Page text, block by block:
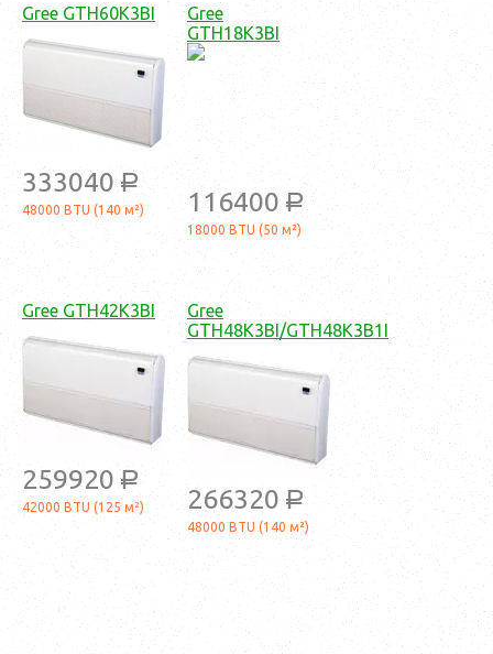
Gree GTH60K3BI
333040 a
48000 BTU (140 м²)
Gree
GTH18K3BI
116400 a
18000 BTU (50 м²)
Gree GTH42K3BI
259920 a
42000 BTU (125 м²)
Gree
GTH48K3BI/GTH48K3B1I
266320 a
48000 BTU (140 м²)